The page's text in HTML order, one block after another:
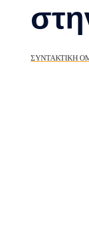
ΣΥΝΤΑΚΤΙΚΉ